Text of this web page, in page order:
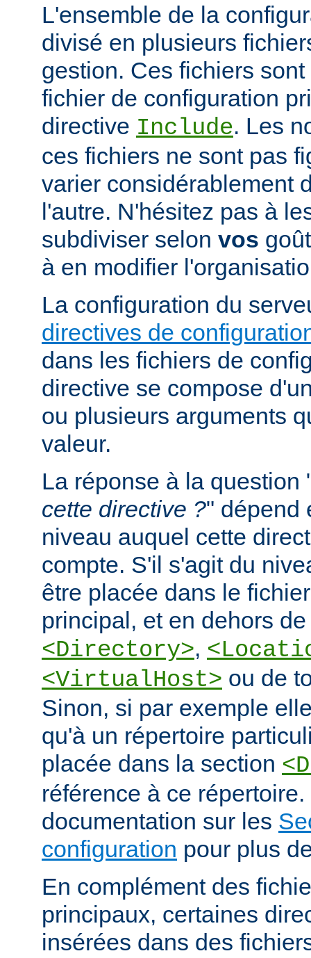
L'ensemble de la
divisé en plusieurs
gestion. Ces fichiers
fichier de configuration
directive Include. Les
ces fichiers ne sont pas
varier considérablement
l'autre. N'hésitez pas à
subdiviser selon vos
à en modifier
La configuration du
directives de
dans les fichiers de
directive se compose
ou plusieurs arguments
valeur.
La réponse à la question
cette directive ?" dépend
niveau auquel cette
compte. S'il s'agit du
être placée dans le
principal, et en dehors
<Directory>,
<VirtualHost> ou de
Sinon, si par exemple
qu'à un répertoire
placée dans la section
référence à ce répertoire.
documentation sur les
configuration pour plus
En complément des
principaux, certaines
insérées dans des